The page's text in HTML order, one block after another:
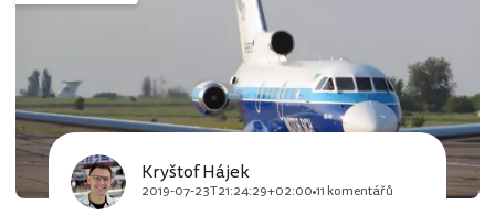
Kryštof Hájek
2019-07-23T21:24:29+02:00 11 komentářů